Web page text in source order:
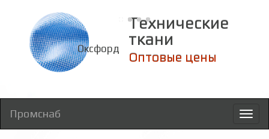
Технические
ткани
Оксфорд
Оптовые цены
Промснаб